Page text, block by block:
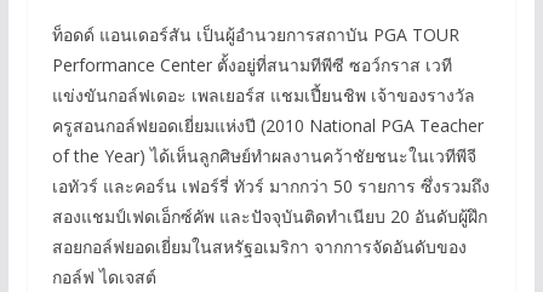
ท็อดด์ แอนเดอร์สัน เป็นผู้อำนวยการสถาบัน PGA TOUR
Performance Center ตั้งอยู่ที่สนามทีพีซี ซอว์กราส เวที
แข่งขันกอล์ฟเดอะ เพลเยอร์ส แชมเปี้ยนชิพ เจ้าของรางวัล
ครูสอนกอล์ฟยอดเยี่ยมแห่งปี (2010 National PGA Teacher
of the Year) ได้เห็นลูกศิษย์ทำผลงานคว้าชัยชนะในเวทีพีจี
เอทัวร์ และคอร์น เฟอร์รี่ ทัวร์ มากกว่า 50 รายการ ซึ่งรวมถึง
สองแชมป์เฟดเอ็กซ์คัพ และปัจจุบันติดทำเนียบ 20 อันดับผู้ฝึก
สอยกอล์ฟยอดเยี่ยมในสหรัฐอเมริกา จากการจัดอันดับของ
กอล์ฟ ไดเจสต์